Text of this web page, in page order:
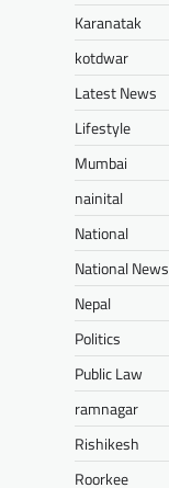
Karanatak
kotdwar
Latest News
Lifestyle
Mumbai
nainital
National
National News
Nepal
Politics
Public Law
ramnagar
Rishikesh
Roorkee